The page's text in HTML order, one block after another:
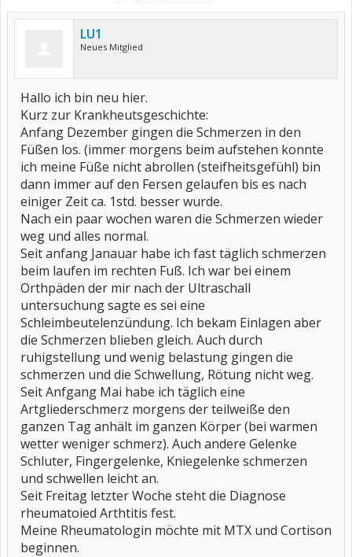
LU1
Neues Mitglied
Hallo ich bin neu hier.
Kurz zur Krankheutsgeschichte:
Anfang Dezember gingen die Schmerzen in den
Füßen los. (immer morgens beim aufstehen konnte
ich meine Füße nicht abrollen (steifheitsgefühl) bin
dann immer auf den Fersen gelaufen bis es nach
einiger Zeit ca. 1std. besser wurde.
Nach ein paar wochen waren die Schmerzen wieder
weg und alles normal.
Seit anfang Janauar habe ich fast täglich schmerzen
beim laufen im rechten Fuß. Ich war bei einem
Orthpäden der mir nach der Ultraschall
untersuchung sagte es sei eine
Schleimbeutelenzündung. Ich bekam Einlagen aber
die Schmerzen blieben gleich. Auch durch
ruhigstellung und wenig belastung gingen die
schmerzen und die Schwellung, Rötung nicht weg.
Seit Anfgang Mai habe ich täglich eine
Artgliederschmerz morgens der teilweiße den
ganzen Tag anhält im ganzen Körper (bei warmen
wetter weniger schmerz). Auch andere Gelenke
Schluter, Fingergelenke, Kniegelenke schmerzen
und schwellen leicht an.
Seit Freitag letzter Woche steht die Diagnose
rheumatoied Arthtitis fest.
Meine Rheumatologin möchte mit MTX und Cortison
beginnen.